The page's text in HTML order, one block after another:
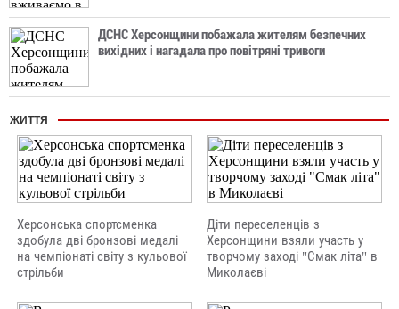
ДСНС Херсонщини побажала жителям безпечних
вихідних і нагадала про повітряні тривоги
ЖИТТЯ
Херсонська спортсменка
здобула дві бронзові медалі
на чемпіонаті світу з кульової
стрільби
Діти переселенців з
Херсонщини взяли участь у
творчому заході "Смак літа" в
Миколаєві